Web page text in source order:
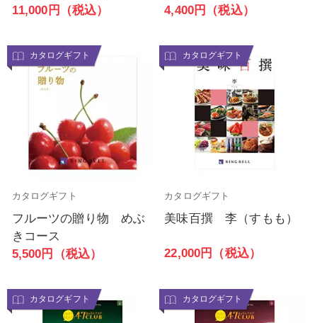
11,000円（税込）
4,400円（税込）
カタログギフト
カタログギフト
フルーツの贈り物 めぶ
きコース
5,500円（税込）
カタログギフト
カタログギフト
美味百撰 李（すもも）
22,000円（税込）
カタログギフト カタログギフト